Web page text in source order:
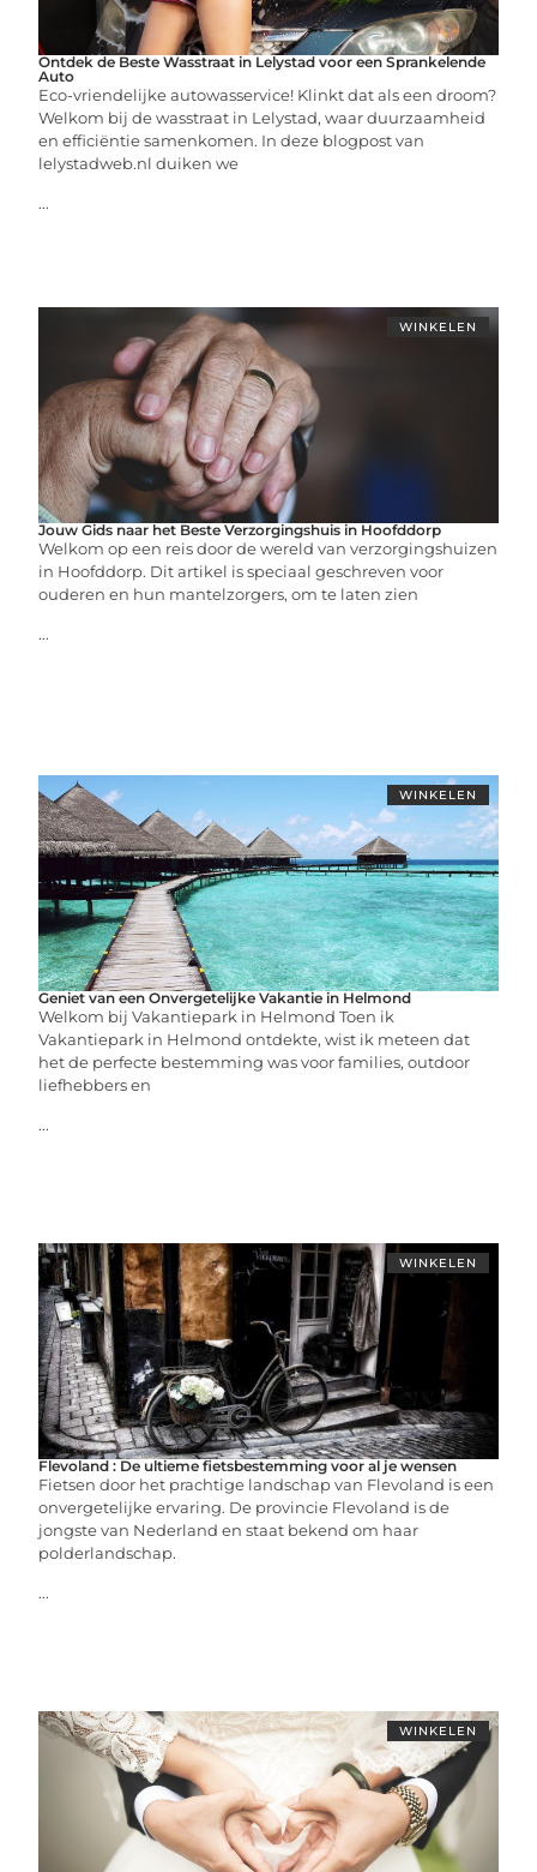
Ontdek de Beste Wasstraat in Lelystad voor een Sprankelende
Auto
Eco-vriendelijke autowasservice! Klinkt dat als een droom?
Welkom bij de wasstraat in Lelystad, waar duurzaamheid
en efficiëntie samenkomen. In deze blogpost van
lelystadweb.nl duiken we
...
WINKELEN
Jouw Gids naar het Beste Verzorgingshuis in Hoofddorp
Welkom op een reis door de wereld van verzorgingshuizen
in Hoofddorp. Dit artikel is speciaal geschreven voor
ouderen en hun mantelzorgers, om te laten zien
...
WINKELEN
Geniet van een Onvergetelijke Vakantie in Helmond
Welkom bij Vakantiepark in Helmond Toen ik
Vakantiepark in Helmond ontdekte, wist ik meteen dat
het de perfecte bestemming was voor families, outdoor
liefhebbers en
...
WINKELEN
Flevoland : De ultieme fietsbestemming voor al je wensen
Fietsen door het prachtige landschap van Flevoland is een
onvergetelijke ervaring. De provincie Flevoland is de
jongste van Nederland en staat bekend om haar
polderlandschap.
...
WINKELEN